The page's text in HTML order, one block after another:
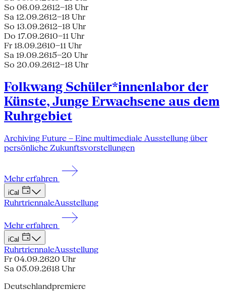
So 06.09.2612–18 Uhr
Sa 12.09.2612–18 Uhr
So 13.09.2612–18 Uhr
Do 17.09.2610–11 Uhr
Fr 18.09.2610–11 Uhr
Sa 19.09.2615–20 Uhr
So 20.09.2612–18 Uhr
Folkwang Schüler*innenlabor der
Künste, Junge Erwachsene aus dem
Ruhrgebiet
Archiving Future – Eine multimediale Ausstellung über
persönliche Zukunftsvorstellungen
Mehr erfahren
iCal
RuhrtriennaleAusstellung
Mehr erfahren
iCal
RuhrtriennaleAusstellung
Fr 04.09.2620 Uhr
Sa 05.09.2618 Uhr
Deutschlandpremiere